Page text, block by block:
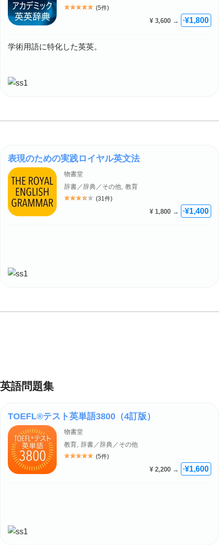
評価: 5
(5件)
¥ 3,600 → +¥1,800
学術用語に特化した英英。
表現のための実践ロイヤル英文法
物書堂
辞書／辞典／その他, 教育
評価: 3.5
(31件)
¥ 1,800 → +¥1,400
英語問題集
TOEFL®テスト英単語3800（4訂版）
物書堂
教育, 辞書／辞典／その他
評価: 5
(5件)
¥ 2,200 → +¥1,600